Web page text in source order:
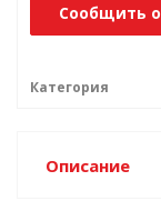
Сообщить
Категория
Описание